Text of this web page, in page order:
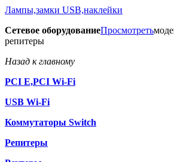
Лампы,замки USB,наклейки
Сетевое оборудованиеПросмотреть
репитеры
Назад к главному
PCI E,PCI Wi-Fi
USB Wi-Fi
Коммутаторы Switch
Репитеры